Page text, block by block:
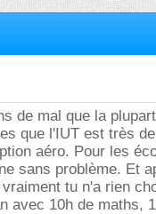
de mal que la
que l'IUT est très
aéro. Pour les
sans problème. Et
tu n'a rien
avec 10h de maths,